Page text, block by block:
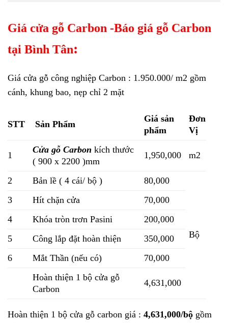
Giá cửa gỗ Carbon -Báo giá gỗ Carbon
tại Bình Tân:
Giá cửa gỗ công nghiệp Carbon : 1.950.000/ m2 gồm
cánh, khung bao, nẹp chỉ 2 mặt
STT Sản Phẩm
Giá sản
phẩm
Đơn
Vị
1
Cửa gỗ Carbon kích thước
( 900 x 2200 )mm
1,950,000 m2
2 Bản lề ( 4 cái/ bộ ) 80,000
Bộ
3 Hít chặn cửa
70,000
4
Khóa tròn trơn Pasini
200,000
5
Công lắp đặt hoàn thiện
350,000
6
Mắt Thần (nếu có)
70,000
Hoàn thiện 1 bộ cửa gỗ
Carbon
4,631,000
Hoàn thiện 1 bộ cửa gỗ carbon giá : 4,631,000/bộ gồm